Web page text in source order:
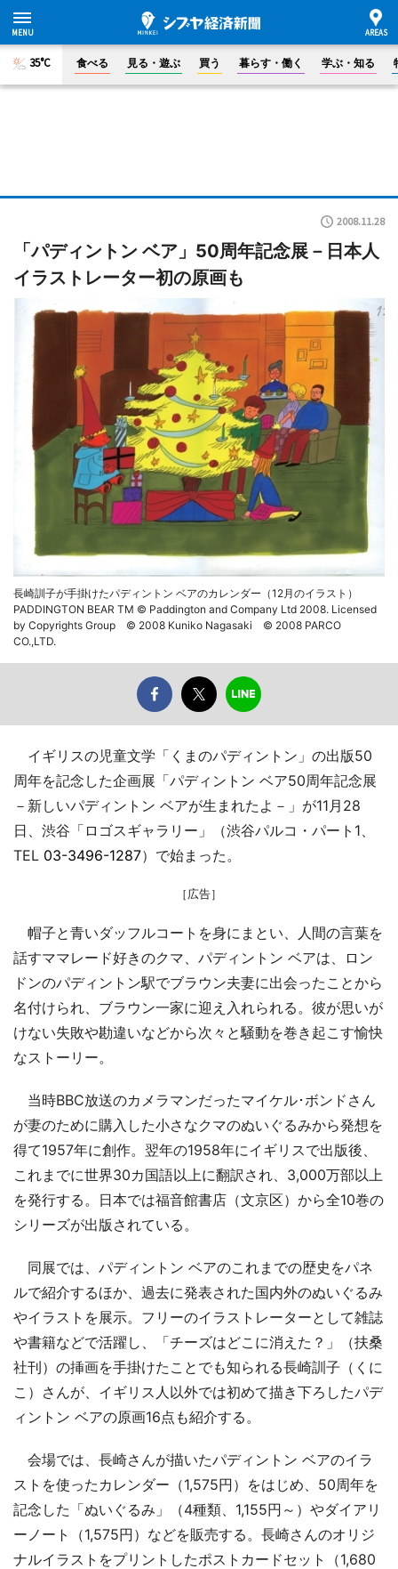
35°C 食べる 見る・遊ぶ 買う 暮らす・働く 学ぶ・知る
2008.11.28
「パディントン ベア」50周年記念展－日本人
イラストレーター初の原画も
長崎訓子が手掛けたパディントン ベアのカレンダー（12月のイラスト）
PADDINGTON BEAR TM © Paddington and Company Ltd 2008. Licensed
by Copyrights Group © 2008 Kuniko Nagasaki © 2008 PARCO
CO.,LTD.
イギリスの児童文学「くまのパディントン」の出版50
周年を記念した企画展「パディントン ベア50周年記念展
－新しいパディントン ベアが生まれたよ－」が11月28
日、渋谷「ロゴスギャラリー」（渋谷パルコ・パート1、
TEL 03-3496-1287）で始まった。
［広告］
帽子と青いダッフルコートを身にまとい、人間の言葉を
話すママレード好きのクマ、パディントン ベアは、ロン
ドンのパディントン駅でブラウン夫妻に出会ったことから
名付けられ、ブラウン一家に迎え入れられる。彼が思いが
けない失敗や勘違いなどから次々と騒動を巻き起こす愉快
なストーリー。
当時BBC放送のカメラマンだったマイケル･ボンドさん
が妻のために購入した小さなクマのぬいぐるみから発想を
得て1957年に創作。翌年の1958年にイギリスで出版後、
これまでに世界30カ国語以上に翻訳され、3,000万部以上
を発行する。日本では福音館書店（文京区）から全10巻の
シリーズが出版されている。
同展では、パディントン ベアのこれまでの歴史をパネ
ルで紹介するほか、過去に発表された国内外のぬいぐるみ
やイラストを展示。フリーのイラストレーターとして雑誌
や書籍などで活躍し、「チーズはどこに消えた？」（扶桑
社刊）の挿画を手掛けたことでも知られる長崎訓子（くに
こ）さんが、イギリス人以外では初めて描き下ろしたパデ
ィントン ベアの原画16点も紹介する。
会場では、長崎さんが描いたパディントン ベアのイラ
ストを使ったカレンダー（1,575円）をはじめ、50周年を
記念した「ぬいぐるみ」（4種類、1,155円～）やダイアリ
ーノート（1,575円）などを販売する。長崎さんのオリジ
ナルイラストをプリントしたポストカードセット（1,680